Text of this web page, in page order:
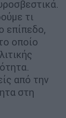
τι
επίπεδο,
οποίο
από την
στη